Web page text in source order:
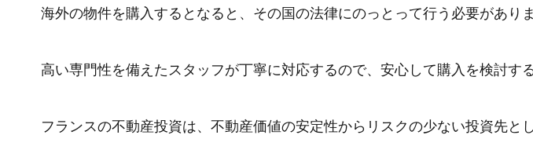
海外の物件を購入するとなると、その国の法律にのっとって行う必要がありま
高い専門性を備えたスタッフが丁寧に対応するので、安心して購入を検討す
フランスの不動産投資は、不動産価値の安定性からリスクの少ない投資先と